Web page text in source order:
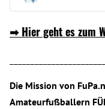
➡Hier geht es zum
Die Mission von
Amateurfußballern